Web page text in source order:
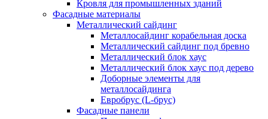
Кровля для промышленных зданий
Фасадные материалы
Металлический сайдинг
Металлосайдинг корабельная доска
Металлический сайдинг под бревно
Металлический блок хаус
Металлический блок хаус под дерево
Доборные элементы для
металлосайдинга
Евробрус (L-брус)
Фасадные панели